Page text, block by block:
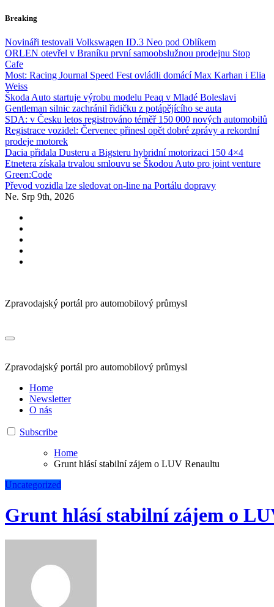
Skip
content
Breaking
Novináři testovali Volkswagen ID.3 Neo pod Oblíkem
ORLEN otevřel v Braníku první samoobslužnou prodejnu Stop
Cafe
Most: Racing Journal Speed Fest ovládli domácí Max Karhan i Elia
Weiss
Škoda Auto startuje výrobu modelu Peaq v Mladé Boleslavi
Gentleman silnic zachránil řidičku z potápějícího se auta
SDA: v Česku letos registrováno téměř 150 000 nových automobilů
Registrace vozidel: Červenec přinesl opět dobré zprávy a rekordní
prodeje motorek
Dacia přidala Dusteru a Bigsteru hybridní motorizaci 150 4×4
Etnetera získala trvalou smlouvu se Škodou Auto pro joint venture
Green:Code
Převod vozidla lze sledovat on-line na Portálu dopravy
Ne. Srp 9th, 2026
Zpravodajský portál pro automobilový průmysl
Zpravodajský portál pro automobilový průmysl
Home
Newsletter
O nás
Subscribe
Home
Grunt hlásí stabilní zájem o LUV Renaultu
Uncategorized
Grunt hlásí stabilní zájem o